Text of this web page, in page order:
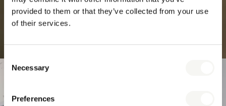
provided to them or that they’ve collected from your use
of their services.
Consent
Selection
Necessary
Preferences